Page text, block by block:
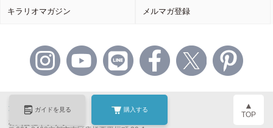
ガイドを見る 購入する ▲
TOP
キラリオマガジン メルマガ登録
運営会社
株式会社キラリオ